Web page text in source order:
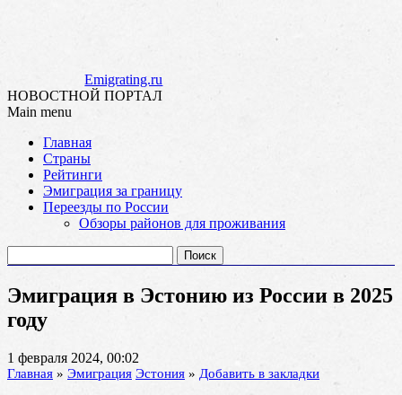
Emigrating.ru
НОВОСТНОЙ ПОРТАЛ
Main menu
content
Главная
Страны
Рейтинги
Эмиграция за границу
Переезды по России
Обзоры районов для проживания
Эмиграция в Эстонию из России в 2025
году
1 февраля 2024, 00:02
Главная » Эмиграция Эстония » Добавить в закладки